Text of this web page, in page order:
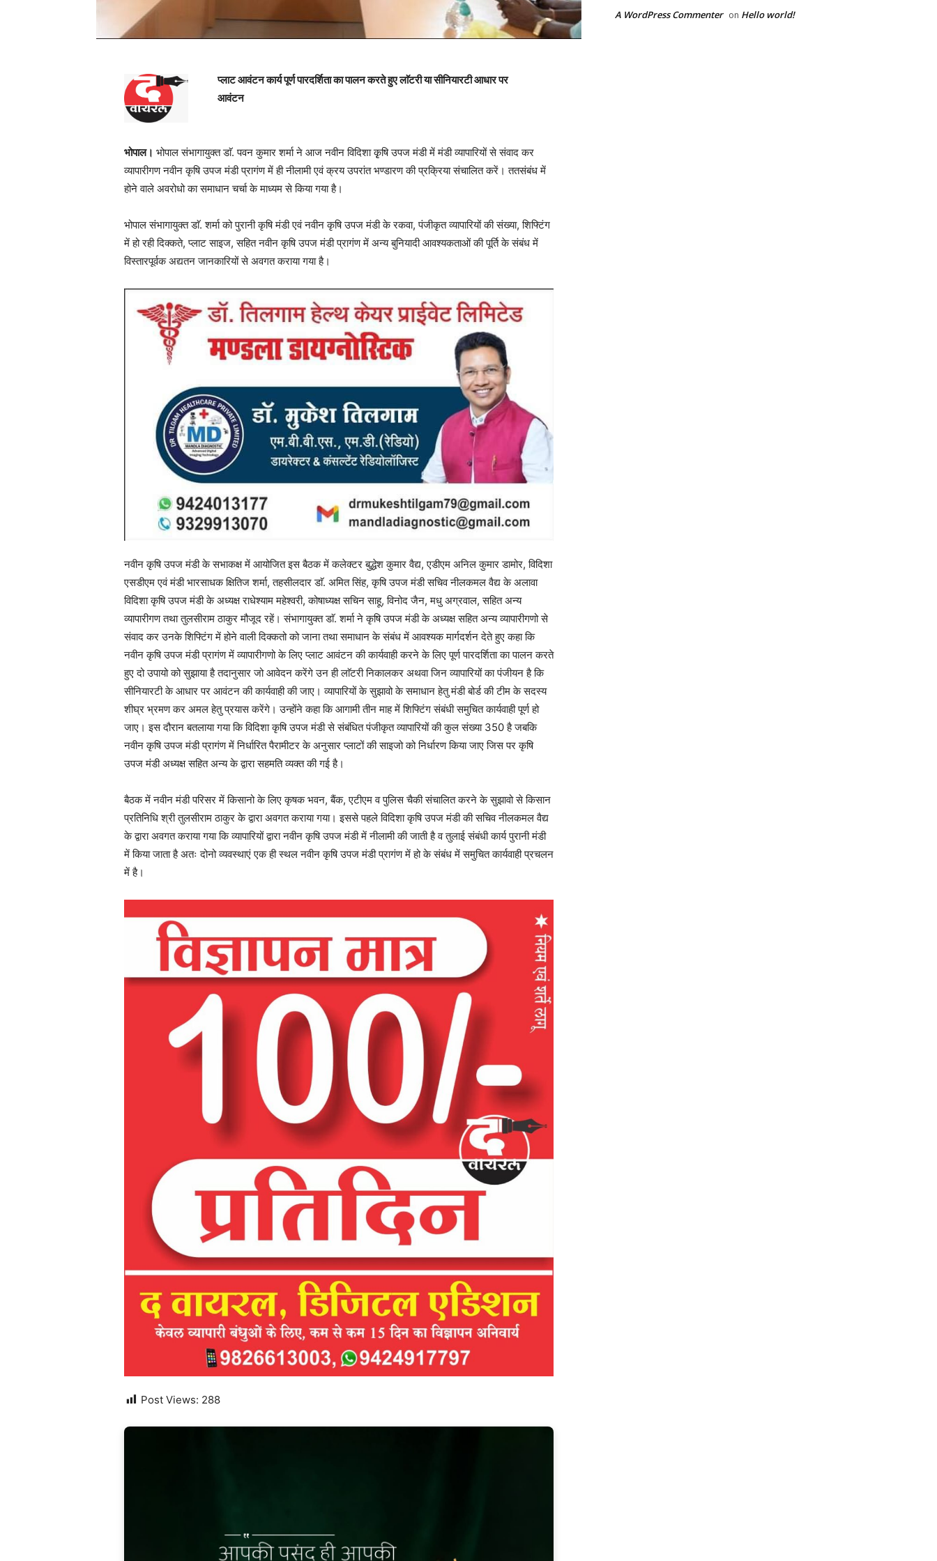
प्लाट आवंटन कार्य पूर्ण पारदर्शिता का पालन करते हुए लाॅटरी या सीनियारटी आधार पर
आवंटन
भोपाल। भोपाल संभागायुक्त डाॅ. पवन कुमार शर्मा ने आज नवीन विदिशा कृृषि उपज मंडी में मंडी व्यापारियों से संवाद कर
व्यापारीगण नवीन कृषि उपज मंडी प्रागंण में ही नीलामी एवं क्रय उपरांत भण्डारण की प्रक्रिया संचालित करें। ततसंबंध में
होने वाले अवरोधो का समाधान चर्चा के माध्यम से किया गया है।
भोपाल संभागायुक्त डाॅ. शर्मा को पुरानी कृषि मंडी एवं नवीन कृषि उपज मंडी के रकवा, पंजीकृत व्यापारियों की संख्या, शिफ्टिंग
में हो रही दिक्कते, प्लाट साइज, सहित नवीन कृषि उपज मंडी प्रागंण में अन्य बुनियादी आवश्यकताओं की पूर्ति के संबंध में
विस्तारपूर्वक अद्यतन जानकारियों से अवगत कराया गया है।
नवीन कृषि उपज मंडी के सभाकक्ष में आयोजित इस बैठक में कलेक्टर बुद्धेश कुमार वैद्य, एडीएम अनिल कुमार डामोर, विदिशा
एसडीएम एवं मंडी भारसाधक क्षितिज शर्मा, तहसीलदार डाॅ. अमित सिंह, कृषि उपज मंडी सचिव नीलकमल वैद्य के अलावा
विदिशा कृषि उपज मंडी के अध्यक्ष राधेश्याम महेश्वरी, कोषाध्यक्ष सचिन साहू, विनोद जैन, मधु अग्रवाल, सहित अन्य
व्यापारीगण तथा तुलसीराम ठाकुर मौजूद रहें। संभागायुक्त डाॅ. शर्मा ने कृषि उपज मंडी के अध्यक्ष सहित अन्य व्यापारीगणो से
संवाद कर उनके शिफ्टिंग में होने वाली दिक्कतो को जाना तथा समाधान के संबंध में आवश्यक मार्गदर्शन देते हुए कहा कि
नवीन कृषि उपज मंडी प्रागंण में व्यापारीगणो के लिए प्लाट आवंटन की कार्यवाही करने के लिए पूर्ण पारदर्शिता का पालन करते
हुए दो उपायो को सुझाया है तदानुसार जो आवेदन करेंगे उन ही लाॅटरी निकालकर अथवा जिन व्यापारियों का पंजीयन है कि
सीनियारटी के आधार पर आवंटन की कार्यवाही की जाए। व्यापारियों के सुझावो के समाधान हेतु मंडी बोर्ड की टीम के सदस्य
शीघ्र भ्रमण कर अमल हेतु प्रयास करेंगे। उन्होंने कहा कि आगामी तीन माह में शिफ्टिंग संबंधी समुचित कार्यवाही पूर्ण हो
जाए। इस दौरान बतलाया गया कि विदिशा कृषि उपज मंडी से संबंधित पंजीकृत व्यापारियों की कुल संख्या 350 है जबकि
नवीन कृषि उपज मंडी प्रागंण में निर्धारित पैरामीटर के अनुसार प्लाटों की साइजो को निर्धारण किया जाए जिस पर कृषि
उपज मंडी अध्यक्ष सहित अन्य के द्वारा सहमति व्यक्त की गई है।
बैठक में नवीन मंडी परिसर में किसानो के लिए कृषक भवन, बैंक, एटीएम व पुलिस चैकी संचालित करने के सुझावो से किसान
प्रतिनिधि श्री तुलसीराम ठाकुर के द्वारा अवगत कराया गया। इससे पहले विदिशा कृषि उपज मंडी की सचिव नीलकमल वैद्य
के द्वारा अवगत कराया गया कि व्यापारियों द्वारा नवीन कृषि उपज मंडी में नीलामी की जाती है व तुलाई संबंधी कार्य पुरानी मंडी
में किया जाता है अतः दोनो व्यवस्थाएं एक ही स्थल नवीन कृषि उपज मंडी प्रागंण में हो के संबंध में समुचित कार्यवाही प्रचलन
में है।
Post Views: 288
A WordPress Commenter on Hello world!